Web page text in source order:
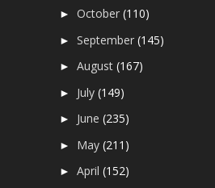
►October(110)
►September(145)
►August(167)
► July(149)
► June(235)
► May(211)
►April(152)